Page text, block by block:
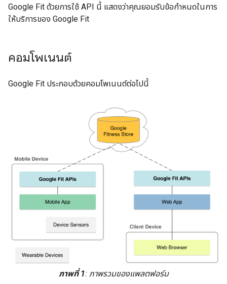
Google Fit ด้วยการใช้ API นี้ แสดงว่าคุณยอมรับข้อกำหนดในการ
ให้บริการของ Google Fit
คอมโพเนนต์
Google Fit ประกอบด้วยคอมโพเนนต์ต่อไปนี้
ภาพที่ 1: ภาพรวมของแพลตฟอร์ม